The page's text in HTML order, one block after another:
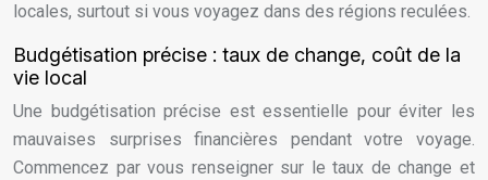
locales, surtout si vous voyagez dans des régions reculées.
Budgétisation précise : taux de change, coût de la
vie local
Une budgétisation précise est essentielle pour éviter les
mauvaises surprises financières pendant votre voyage.
Commencez par vous renseigner sur le taux de change et